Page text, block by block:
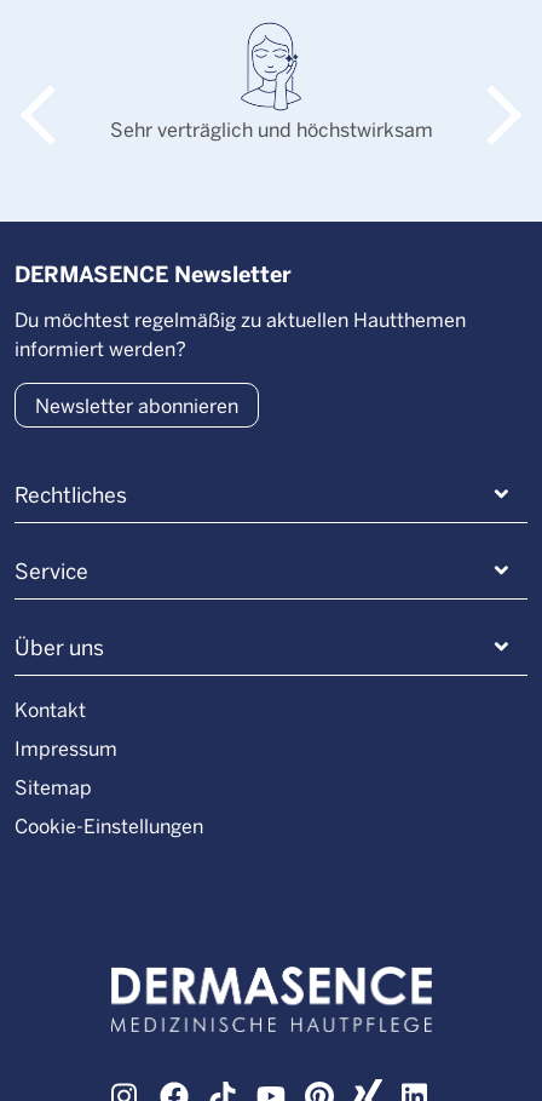
Sehr verträglich und höchstwirksam
Rechtliches
Service
Über uns
Kontakt
Impressum
Sitemap
Cookie-Einstellungen
DERMASENCE Newsletter
Du möchtest regelmäßig zu aktuellen Hautthemen
informiert werden?
Newsletter abonnieren